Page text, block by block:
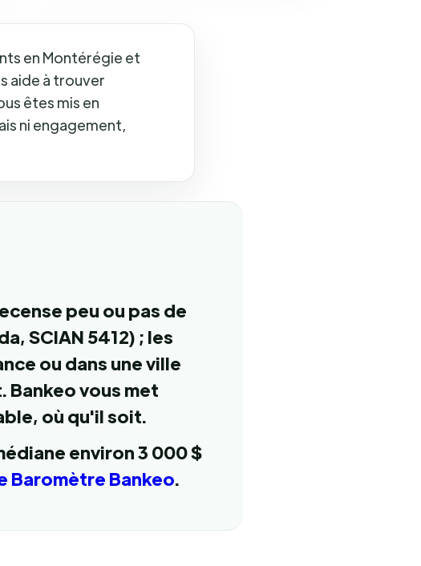
en Montérégie et
aide à trouver
êtes mis en
ni engagement,
peu ou pas de
SCIAN 5412) ; les
ou dans une ville
Bankeo vous met
où qu'il soit.
environ 3 000 $
Baromètre Bankeo.